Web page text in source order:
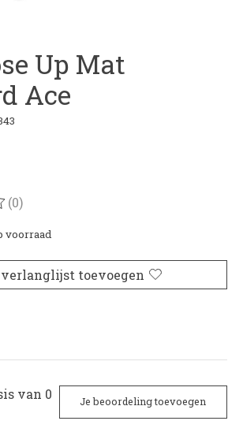
Up Mat
Ace
van dit product is
(0)
voorraad
toevoegen
van 0
Je beoordeling toevoegen